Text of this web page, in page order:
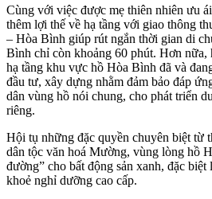
Cùng với việc được mẹ thiên nhiên ưu
thêm lợi thế về hạ tầng với giao thông
– Hòa Bình giúp rút ngắn thời gian di
Bình chỉ còn khoảng 60 phút. Hơn nữa,
hạ tầng khu vực hồ Hòa Bình đã và
đầu tư, xây dựng nhằm đảm bảo đáp
dân vùng hồ nói chung, cho phát triển
riêng.
Hội tụ những đặc quyền chuyên biệt từ
dân tộc văn hoá Mường, vùng lòng hồ
đường” cho bất động sản xanh, đặc biệt
khoẻ nghỉ dưỡng cao cấp.